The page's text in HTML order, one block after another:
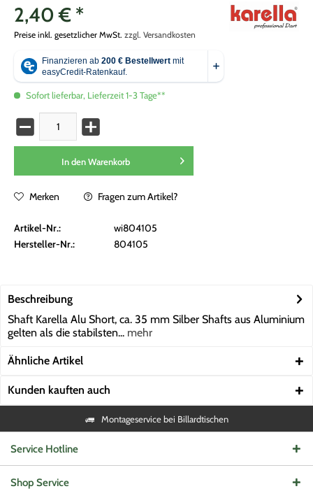
2,40 € *
Preise inkl. gesetzlicher MwSt. zzgl. Versandkosten
Sofort lieferbar, Lieferzeit 1-3 Tage**
In den Warenkorb
Merken Fragen zum Artikel?
Artikel-Nr.:
wi804105
Hersteller-Nr.:
804105
Beschreibung
Shaft Karella Alu Short, ca. 35 mm Silber Shafts aus Aluminium
gelten als die stabilsten... mehr
Ähnliche Artikel
Kunden kauften auch
Montageservice bei Billardtischen
Service Hotline
Shop Service